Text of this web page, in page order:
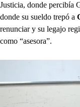
Justicia, donde percibía
donde su sueldo trepó a
renunciar y su legajo
como “asesora”.